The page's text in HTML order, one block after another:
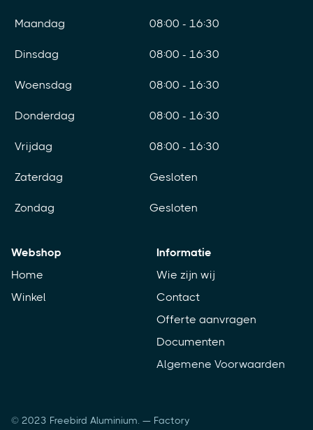
Maandag 08:00 - 16:30
Dinsdag 08:00 - 16:30
Woensdag 08:00 - 16:30
Donderdag 08:00 - 16:30
Vrijdag 08:00 - 16:30
Zaterdag Gesloten
Zondag Gesloten
Webshop
Home
Winkel
Informatie
Wie zijn wij
Contact
Offerte aanvragen
Documenten
Algemene Voorwaarden
© 2023 Freebird Aluminium. — Factory